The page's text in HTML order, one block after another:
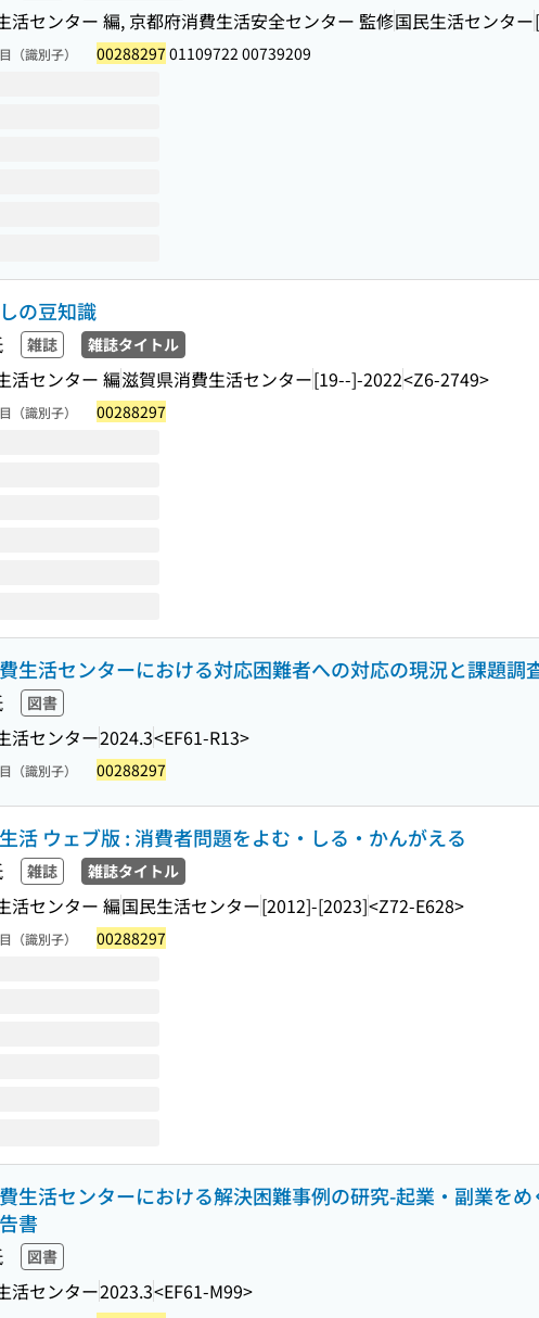
活センター 編, 京都府消費生活安全センター 監修国民生活センター
（識別子） 00288297 01109722 00739209
トルの巻号
の豆知識
雑誌 雑誌タイトル
活センター 編滋賀県消費生活センター[19--]-2022<Z6-2749>
（識別子） 00288297
トルの巻号
費生活センターにおける対応困難者への対応の現況と課題調
図書
活センター2024.3<EF61-R13>
（識別子） 00288297
活 ウェブ版 : 消費者問題をよむ・しる・かんがえる
雑誌 雑誌タイトル
活センター 編国民生活センター[2012]-[2023]<Z72-E628>
（識別子） 00288297
トルの巻号
費生活センターにおける解決困難事例の研究-起業・副業を
書
図書
活センター2023.3<EF61-M99>